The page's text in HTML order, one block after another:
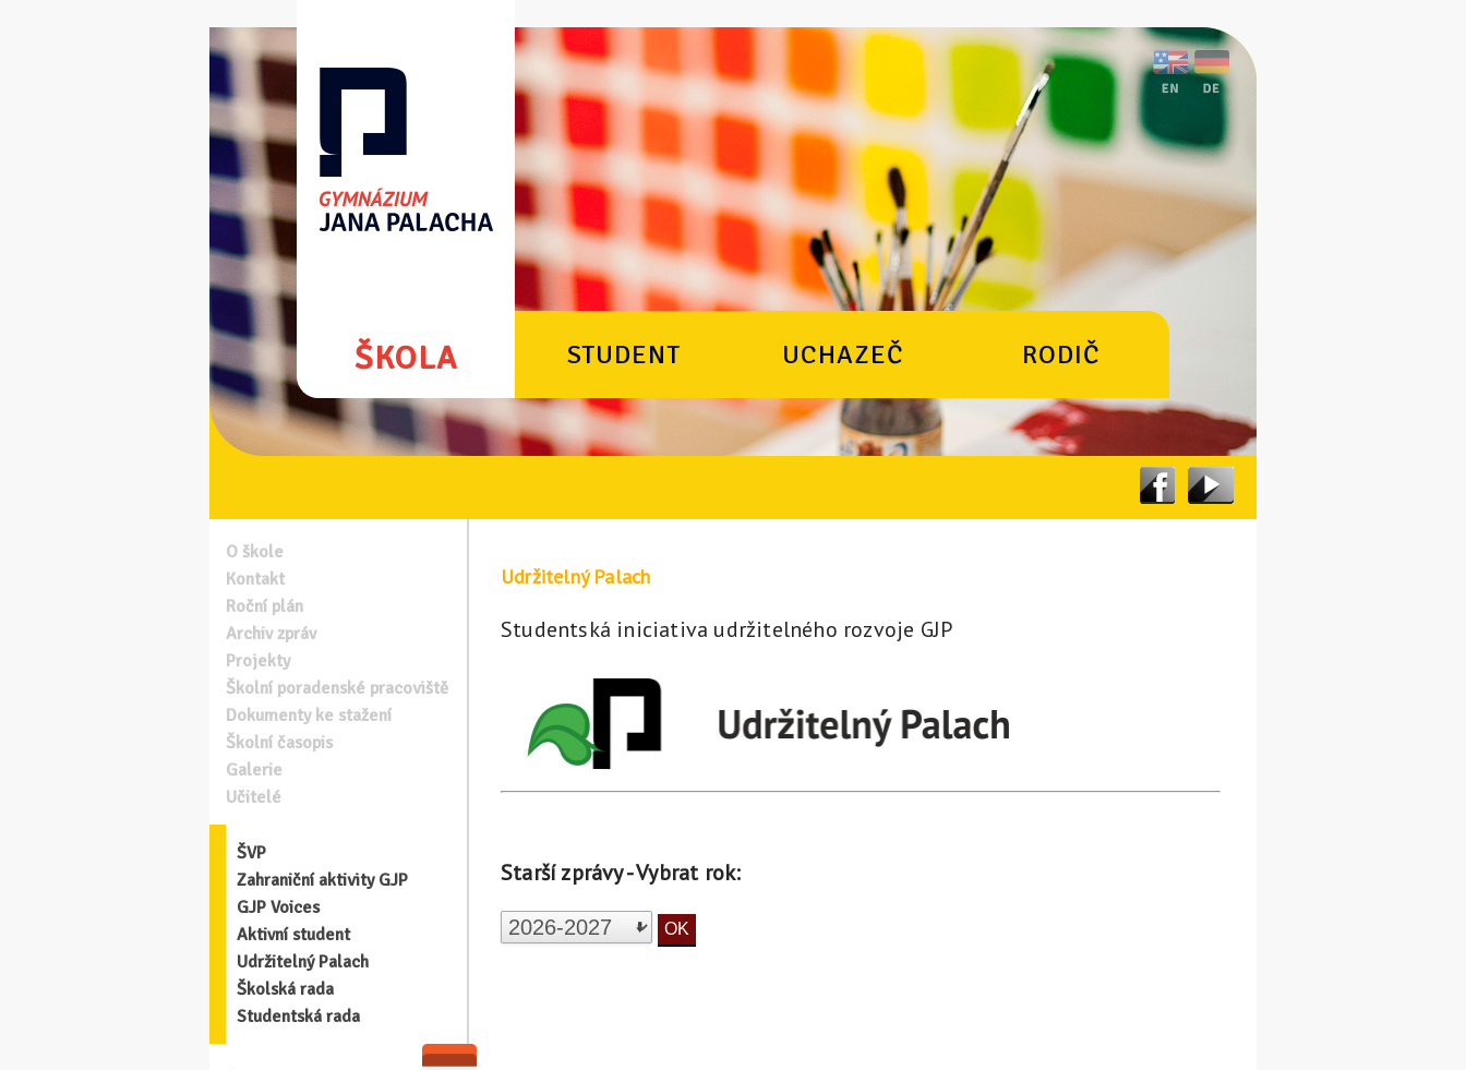
ŠKOLA STUDENT UCHAZEČ RODIČ
O škole
Kontakt
Roční plán
Archiv zpráv
Projekty
Školní poradenské pracoviště
Dokumenty ke stažení
Školní časopis
Galerie
Učitelé
ŠVP
Zahraniční aktivity GJP
GJP Voices
Aktivní student
Udržitelný Palach
Školská rada
Studentská rada
Udržitelný Palach
Studentská iniciativa udržitelného rozvoje GJP
Starší zprávy - Vybrat rok: